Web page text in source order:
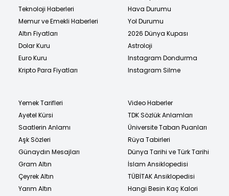
Teknoloji Haberleri
Memur ve Emekli Haberleri
Altın Fiyatları
Dolar Kuru
Euro Kuru
Kripto Para Fiyatları
Hava Durumu
Yol Durumu
2026 Dünya Kupası
Astroloji
Instagram Dondurma
Instagram Silme
Yemek Tarifleri
Ayetel Kürsi
Saatlerin Anlamı
Aşk Sözleri
Günaydın Mesajları
Gram Altın
Çeyrek Altın
Yarım Altın
Video Haberler
TDK Sözlük Anlamları
Üniversite Taban Puanları
Rüya Tabirleri
Dünya Tarihi ve Türk Tarihi
İslam Ansiklopedisi
TÜBİTAK Ansiklopedisi
Hangi Besin Kaç Kalori